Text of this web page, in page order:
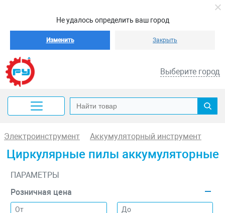
Не удалось определить ваш город
Изменить Закрыть
Выберите город
Электроинструмент Аккумуляторный инструмент
Циркулярные пилы аккумуляторные
ПАРАМЕТРЫ
Розничная цена